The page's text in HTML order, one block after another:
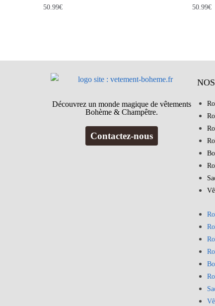
50.99€ 50.99€
Découvrez un monde magique de vêtements
Bohème & Champêtre.
Contactez-nous